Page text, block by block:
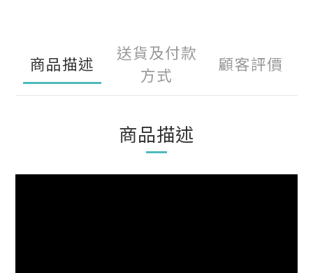
商品描述
送貨及付款
方式
顧客評價
商品描述